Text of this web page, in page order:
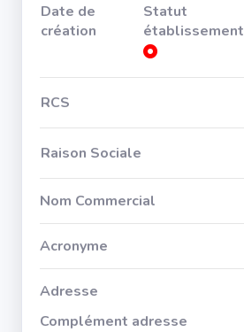
Date de
création
Statut
établissement
RCS
Raison Sociale
Nom Commercial
Acronyme
Adresse
Complément adresse